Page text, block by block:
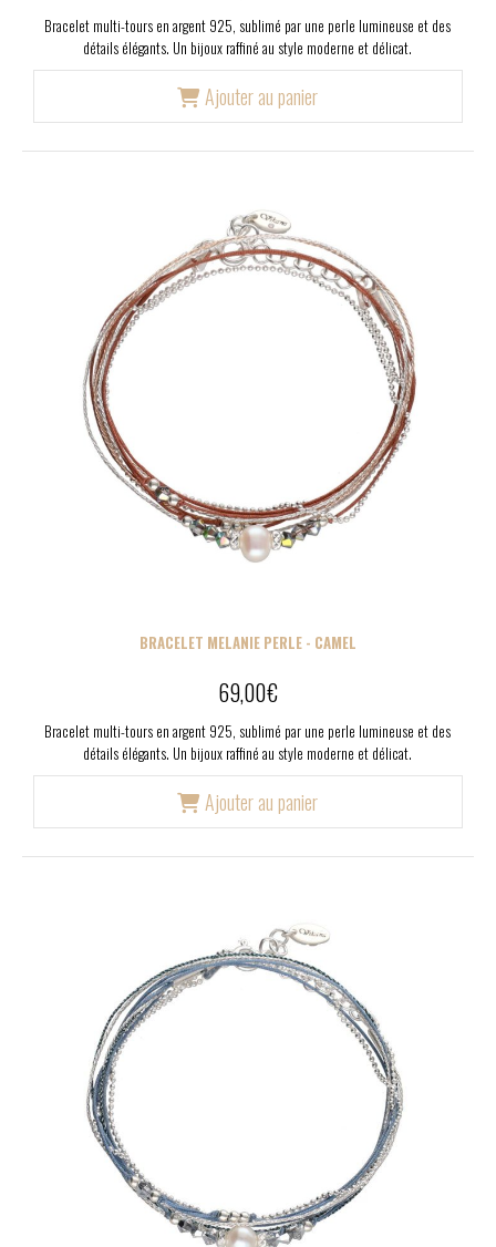
Bracelet multi-tours en argent 925, sublimé par une perle lumineuse et des
détails élégants. Un bijoux raffiné au style moderne et délicat.
Ajouter au panier
BRACELET MELANIE PERLE - CAMEL
69,00€
Bracelet multi-tours en argent 925, sublimé par une perle lumineuse et des
détails élégants. Un bijoux raffiné au style moderne et délicat.
Ajouter au panier